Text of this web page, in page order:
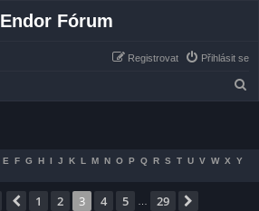
Endor Fórum
Přihlásit se
Registrovat
E F G H I J K L M N O P Q R S T U V W X
Y
Stránka z
Předchozí
1 2 3 4 5 29